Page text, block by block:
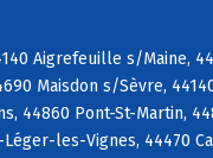
Aigrefeuille s/Maine,
Maisdon s/Sèvre,
44860 Pont-St-Martin,
les-Vignes, 44470